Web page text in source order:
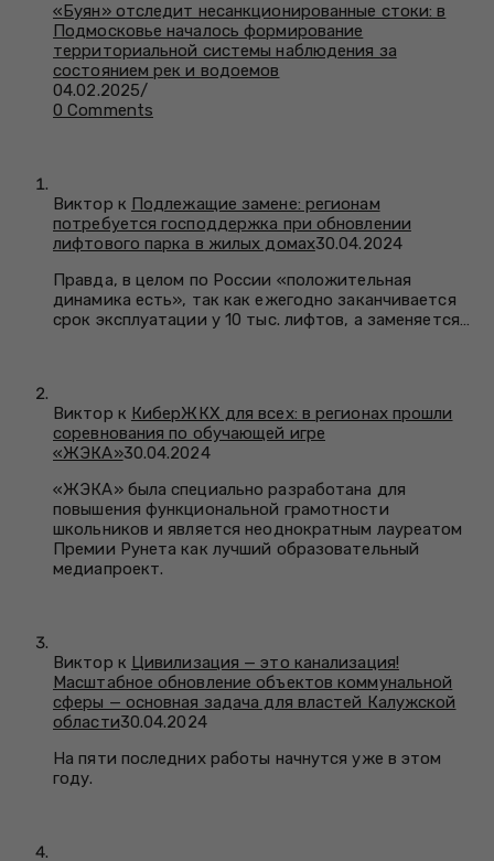
«Буян» отследит несанкционированные стоки: в
Подмосковье началось формирование
территориальной системы наблюдения за
состоянием рек и водоемов
04.02.2025/
0 Comments
Виктор к Подлежащие замене: регионам
потребуется господдержка при обновлении
лифтового парка в жилых домах30.04.2024
Правда, в целом по России «положительная
динамика есть», так как ежегодно заканчивается
срок эксплуатации у 10 тыс. лифтов, а заменяется…
Виктор к КиберЖКХ для всех: в регионах прошли
соревнования по обучающей игре
«ЖЭКА»30.04.2024
«ЖЭКА» была специально разработана для
повышения функциональной грамотности
школьников и является неоднократным лауреатом
Премии Рунета как лучший образовательный
медиапроект.
Виктор к Цивилизация — это канализация!
Масштабное обновление объектов коммунальной
сферы — основная задача для властей Калужской
области30.04.2024
На пяти последних работы начнутся уже в этом
году.